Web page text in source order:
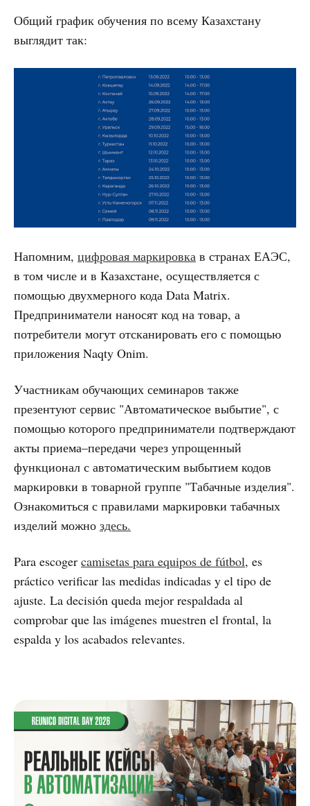
Общий график обучения по всему Казахстану
выглядит так:
Напомним, цифровая маркировка в странах ЕАЭС,
в том числе и в Казахстане, осуществляется с
помощью двухмерного кода Data Matrix.
Предприниматели наносят код на товар, а
потребители могут отсканировать его с помощью
приложения Naqty Onim.
Участникам обучающих семинаров также
презентуют сервис "Автоматическое выбытие", с
помощью которого предприниматели подтверждают
акты приема–передачи через упрощенный
функционал с автоматическим выбытием кодов
маркировки в товарной группе "Табачные изделия".
Ознакомиться с правилами маркировки табачных
изделий можно здесь.
Para escoger camisetas para equipos de fútbol, es
práctico verificar las medidas indicadas y el tipo de
ajuste. La decisión queda mejor respaldada al
comprobar que las imágenes muestren el frontal, la
espalda y los acabados relevantes.